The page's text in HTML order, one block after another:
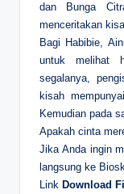
dan Bunga
menceritakan
Bagi Habibie,
untuk melihat
segalanya,
kisah
Kemudian pada
Apakah cinta
Jika Anda ingin
langsung ke
Link Download